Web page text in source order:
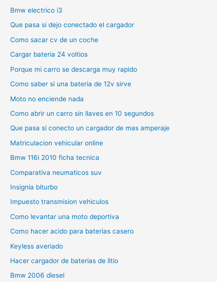
Bmw electrico i3
Que pasa si dejo conectado el cargador
Como sacar cv de un coche
Cargar bateria 24 voltios
Porque mi carro se descarga muy rapido
Como saber si una bateria de 12v sirve
Moto no enciende nada
Como abrir un carro sin llaves en 10 segundos
Que pasa si conecto un cargador de mas amperaje
Matriculacion vehicular online
Bmw 116i 2010 ficha tecnica
Comparativa neumaticos suv
Insignia biturbo
Impuesto transmision vehiculos
Como levantar una moto deportiva
Como hacer acido para baterias casero
Keyless averiado
Hacer cargador de baterias de litio
Bmw 2006 diesel